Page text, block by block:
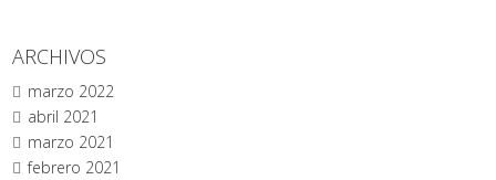
ARCHIVOS
marzo 2022
abril 2021
marzo 2021
febrero 2021